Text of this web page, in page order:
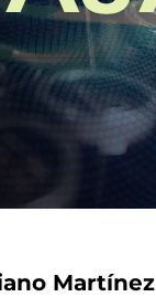
Martínez